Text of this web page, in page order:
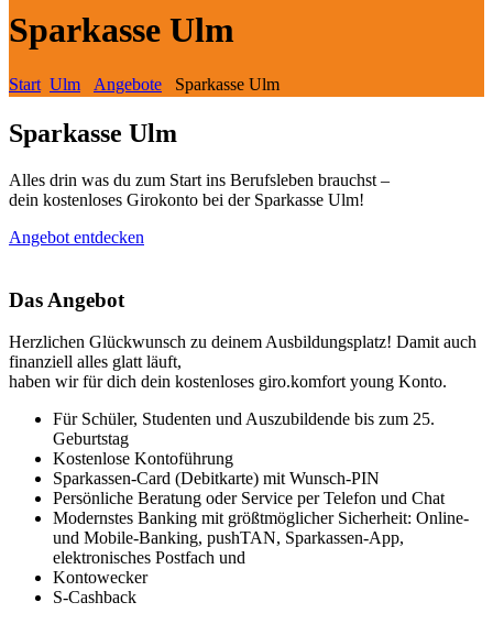
Sparkasse Ulm
Start Ulm Angebote Sparkasse Ulm
Sparkasse Ulm
Alles drin was du zum Start ins Berufsleben brauchst –
dein kostenloses Girokonto bei der Sparkasse Ulm!
Angebot entdecken
Das Angebot
Herzlichen Glückwunsch zu deinem Ausbildungsplatz! Damit auch
finanziell alles glatt läuft,
haben wir für dich dein kostenloses giro.komfort young Konto.
Für Schüler, Studenten und Auszubildende bis zum 25.
Geburtstag
Kostenlose Kontoführung
Sparkassen-Card (Debitkarte) mit Wunsch-PIN
Persönliche Beratung oder Service per Telefon und Chat
Modernstes Banking mit größtmöglicher Sicherheit: Online-
und Mobile-Banking, pushTAN, Sparkassen-App,
elektronisches Postfach und
Kontowecker
S-Cashback